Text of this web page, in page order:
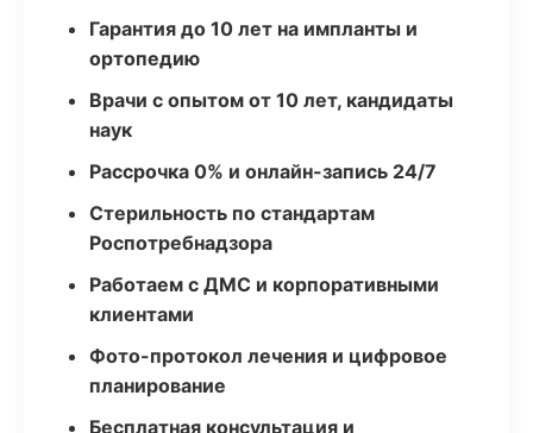
Гарантия до 10 лет на импланты и
ортопедию
Врачи с опытом от 10 лет, кандидаты
наук
Рассрочка 0% и онлайн-запись 24/7
Стерильность по стандартам
Роспотребнадзора
Работаем с ДМС и корпоративными
клиентами
Фото-протокол лечения и цифровое
планирование
Бесплатная консультация и